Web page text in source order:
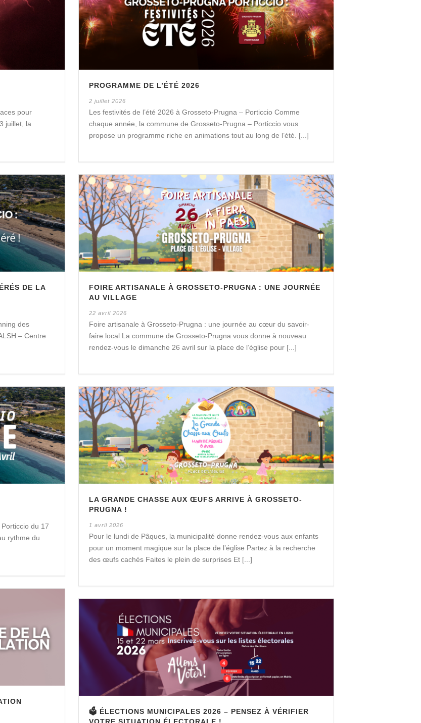
pour
juillet, la
PROGRAMME DE L’ÉTÉ 2026
2 juillet 2026
Les festivités de l’été 2026 à Grosseto-Prugna – Porticcio Comme
chaque année, la commune de Grosseto-Prugna – Porticcio vous
propose un programme riche en animations tout au long de l’été. [...]
DE LA
des
– Centre
FOIRE ARTISANALE À GROSSETO-PRUGNA : UNE JOURNÉE
AU VILLAGE
22 avril 2026
Foire artisanale à Grosseto-Prugna : une journée au cœur du savoir-
faire local La commune de Grosseto-Prugna vous donne à nouveau
rendez-vous le dimanche 26 avril sur la place de l’église pour [...]
du 17
rythme du
LA GRANDE CHASSE AUX ŒUFS ARRIVE À GROSSETO-
PRUGNA !
1 avril 2026
Pour le lundi de Pâques, la municipalité donne rendez-vous aux enfants
pour un moment magique sur la place de l’église Partez à la recherche
des œufs cachés Faites le plein de surprises Et [...]
🗳️ ÉLECTIONS MUNICIPALES 2026 – PENSEZ À VÉRIFIER